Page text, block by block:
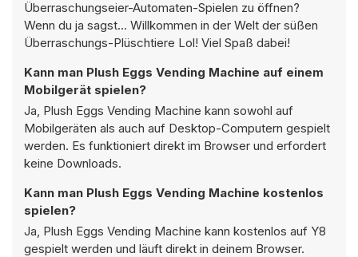
Überraschungseier-Automaten-Spielen zu öffnen?
Wenn du ja sagst... Willkommen in der Welt der süßen
Überraschungs-Plüschtiere Lol! Viel Spaß dabei!
Kann man Plush Eggs Vending Machine auf einem
Mobilgerät spielen?
Ja, Plush Eggs Vending Machine kann sowohl auf
Mobilgeräten als auch auf Desktop-Computern gespielt
werden. Es funktioniert direkt im Browser und erfordert
keine Downloads.
Kann man Plush Eggs Vending Machine kostenlos
spielen?
Ja, Plush Eggs Vending Machine kann kostenlos auf Y8
gespielt werden und läuft direkt in deinem Browser.